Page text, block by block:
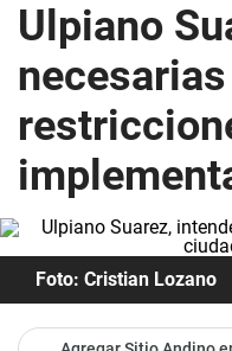
Ulpiano
Foto: Cristian Lozano